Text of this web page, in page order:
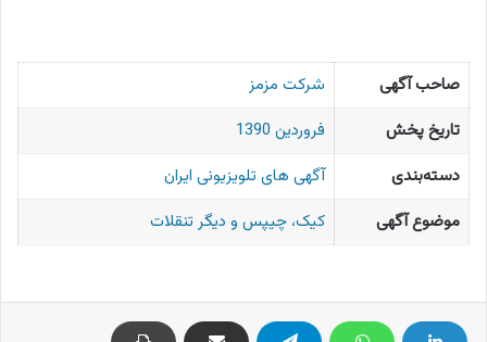
صاحب آگهی
شرکت مزمز
تاریخ پخش
فروردین 1390
دسته‌بندی
آگهی های تلویزیونی ایران
موضوع آگهی
کیک، چیپس و دیگر تنقلات